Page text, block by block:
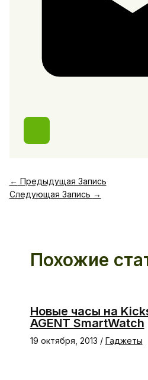
← Предыдущая Запись
Следующая Запись →
Похожие
Новые часы на
AGENT SmartWatch
19 октября, 2013 / Гаджеты